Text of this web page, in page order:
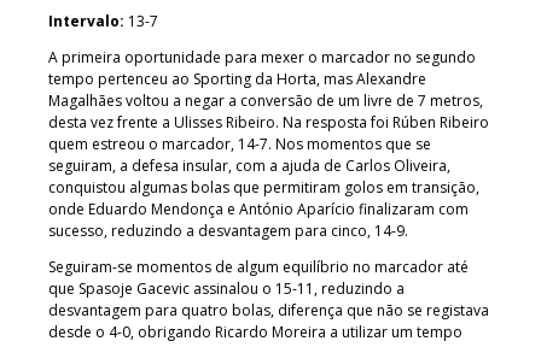
Intervalo: 13-7
A primeira oportunidade para mexer o marcador no segundo
tempo pertenceu ao Sporting da Horta, mas Alexandre
Magalhães voltou a negar a conversão de um livre de 7 metros,
desta vez frente a Ulisses Ribeiro. Na resposta foi Rúben Ribeiro
quem estreou o marcador, 14-7. Nos momentos que se
seguiram, a defesa insular, com a ajuda de Carlos Oliveira,
conquistou algumas bolas que permitiram golos em transição,
onde Eduardo Mendonça e António Aparício finalizaram com
sucesso, reduzindo a desvantagem para cinco, 14-9.
Seguiram-se momentos de algum equilíbrio no marcador até
que Spasoje Gacevic assinalou o 15-11, reduzindo a
desvantagem para quatro bolas, diferença que não se registava
desde o 4-0, obrigando Ricardo Moreira a utilizar um tempo